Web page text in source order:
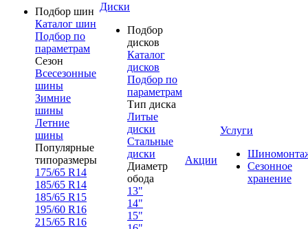
Подбор шин
Каталог шин
Подбор по
параметрам
Сезон
Всесезонные
шины
Зимние
шины
Летние
шины
Популярные
типоразмеры
175/65 R14
185/65 R14
185/65 R15
195/60 R16
215/65 R16
Диски
Подбор
дисков
Каталог
дисков
Подбор по
параметрам
Тип диска
Литые
диски
Стальные
диски
Диаметр
обода
13"
14"
15"
Акции
Услуги
Сезонное
хранение